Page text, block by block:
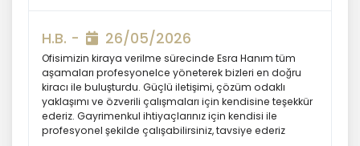
MASTERTURK FRANCHİSİNG
GAYRİMENKUL SATIŞ VE PAZARLAMA
A.Ş. kişisel verileri belirlenen
amaçların gerçekleştirilmesine
elverişli bir biçimde işleyecek ve
amacın gerçekleştirilmesi ile ilgili
olmayan veya ihtiyaç duyulmayan
H.B. - 26/05/2026
Ofisimizin kiraya verilme sürecinde Esra Hanım tüm
aşamaları profesyonelce yöneterek bizleri en doğru
kiracı ile buluşturdu. Güçlü iletişimi, çözüm odaklı
yaklaşımı ve özverili çalışmaları için kendisine teşekkür
ederiz. Gayrimenkul ihtiyaçlarınız için kendisi ile
profesyonel şekilde çalışabilirsiniz, tavsiye ederiz